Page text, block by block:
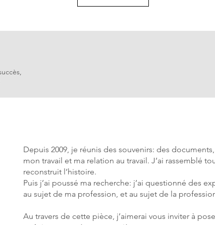
Depuis 2009, je réunis des souvenirs: des
mon travail et ma relation au travail. J’ai rassemblé
reconstruit l’histoire.
Puis j’ai poussé ma recherche: j’ai questionné des
au sujet de ma profession, et au sujet de la
Au travers de cette pièce, j’aimerai vous inviter à